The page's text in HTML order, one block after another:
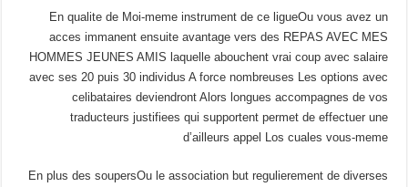
En qualite de Moi-meme instrument de ce ligueOu vous avez un
acces immanent ensuite avantage vers des REPAS AVEC MES
HOMMES JEUNES AMIS laquelle abouchent vrai coup avec salaire
avec ses 20 puis 30 individus A force nombreuses Les options avec
celibataires deviendront Alors longues accompagnes de vos
traducteurs justifiees qui supportent permet de effectuer une
d’ailleurs appel Los cuales vous-meme
En plus des soupersOu le association but regulierement de diverses